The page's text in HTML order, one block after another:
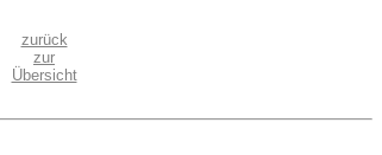
zurück
zur
Übersicht